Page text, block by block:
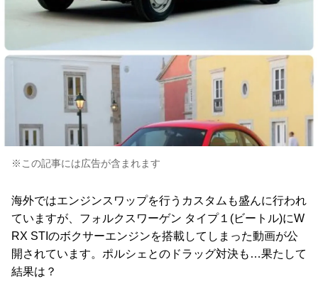
※この記事には広告が含まれます
海外ではエンジンスワップを行うカスタムも盛んに行われ
ていますが、フォルクスワーゲン タイプ１(ビートル)にW
RX STIのボクサーエンジンを搭載してしまった動画が公
開されています。ポルシェとのドラッグ対決も…果たして
結果は？